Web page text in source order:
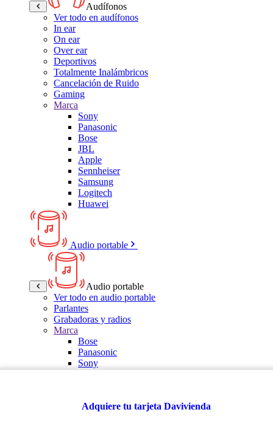
Audífonos
Ver todo en audífonos
In ear
On ear
Over ear
Deportivos
Totalmente Inalámbricos
Cancelación de Ruido
Gaming
Marca
Sony
Panasonic
Bose
JBL
Apple
Sennheiser
Samsung
Logitech
Huawei
Audio portable
Audio portable
Ver todo en audio portable
Parlantes
Grabadoras y radios
Marca
Bose
Panasonic
Sony
Multitech
Adquiere tu tarjeta Davivienda